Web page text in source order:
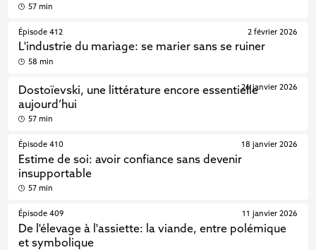
57 min
Épisode 412
L'industrie du mariage: se marier sans se ruiner
2 février 2026
58 min
Dostoïevski, une littérature encore essentielle
aujourd’hui
26 janvier 2026
57 min
Épisode 410
Estime de soi: avoir confiance sans devenir
insupportable
18 janvier 2026
57 min
Épisode 409
De l'élevage à l'assiette: la viande, entre polémique
et symbolique
11 janvier 2026